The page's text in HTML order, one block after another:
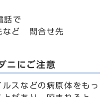
話で
など 問合せ先
ニにご注意
スなどの病原体をもっ